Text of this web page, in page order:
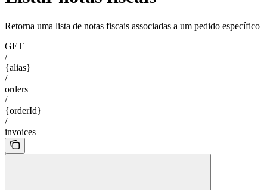
Retorna uma lista de notas fiscais associadas a um pedido específico
GET
/
{alias}
/
orders
/
{orderId}
/
invoices